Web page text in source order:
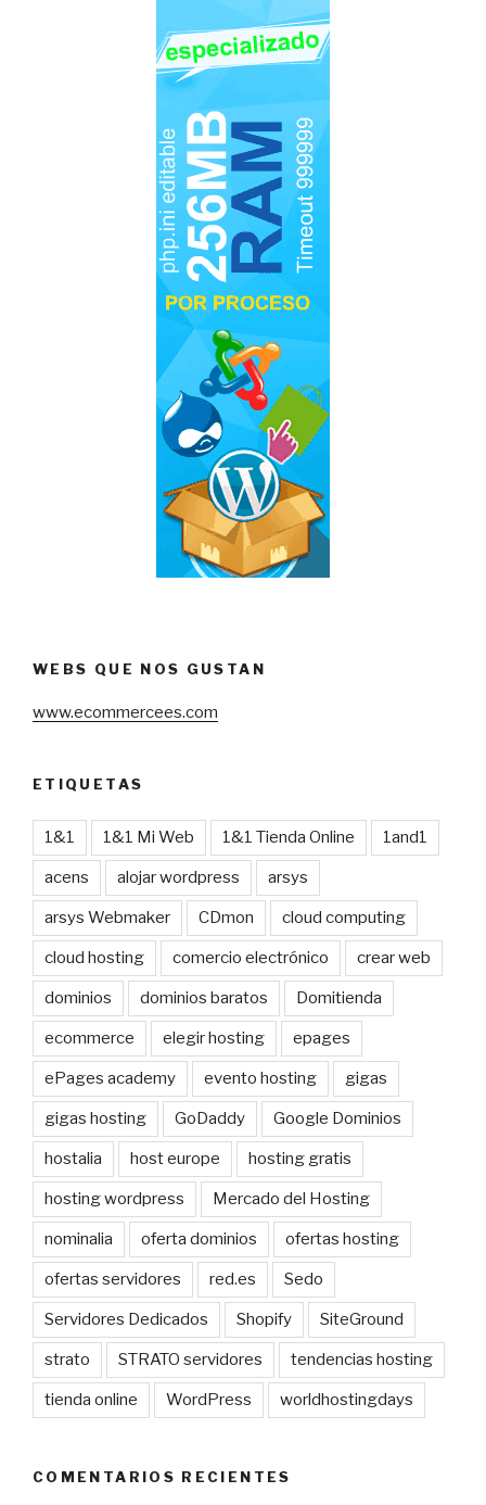
WEBS QUE NOS GUSTAN
www.ecommercees.com
ETIQUETAS
1&1 1&1 Mi Web 1&1 Tienda Online 1and1
acens alojar wordpress arsys
arsys Webmaker CDmon cloud computing
cloud hosting comercio electrónico crear web
dominios dominios baratos Domitienda
ecommerce elegir hosting epages
ePages academy evento hosting gigas
gigas hosting GoDaddy Google Dominios
hostalia host europe hosting gratis
hosting wordpress Mercado del Hosting
nominalia oferta dominios ofertas hosting
ofertas servidores red.es Sedo
Servidores Dedicados Shopify SiteGround
strato STRATO servidores tendencias hosting
tienda online WordPress worldhostingdays
COMENTARIOS RECIENTES